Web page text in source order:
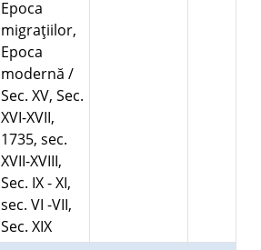
Epoca
migraţiilor,
Epoca
modernă /
Sec. XV, Sec.
XVI-XVII,
1735, sec.
XVII-XVIII,
Sec. IX - XI,
sec. VI -VII,
Sec. XIX